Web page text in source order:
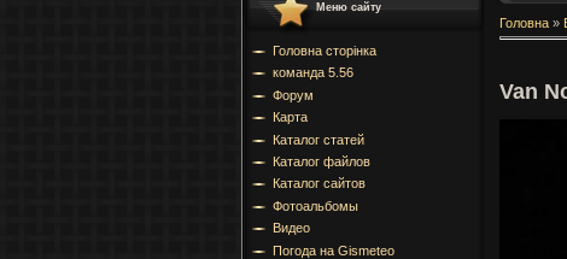
Меню сайту
Головна сторінка
команда 5.56
Форум
Карта
Каталог статей
Каталог файлов
Каталог сайтов
Фотоальбомы
Видео
Погода на Gismeteo
Головна »
Van